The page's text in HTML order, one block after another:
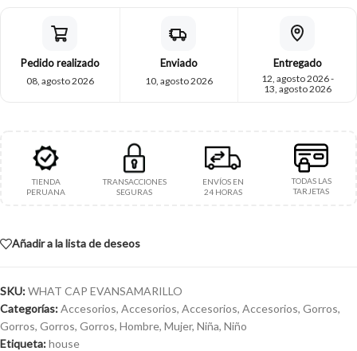
Pedido realizado
08, agosto 2026
Enviado
10, agosto 2026
Entregado
12, agosto 2026 -
13, agosto 2026
TIENDA
PERUANA
TRANSACCIONES
SEGURAS
ENVÍOS EN
24 HORAS
TODAS LAS
TARJETAS
Añadir a la lista de deseos
SKU:WHAT CAP EVANSAMARILLO
Categorías:Accesorios, Accesorios, Accesorios, Accesorios, Gorros,
Gorros, Gorros, Gorros, Hombre, Mujer, Niña, Niño
Etiqueta:house